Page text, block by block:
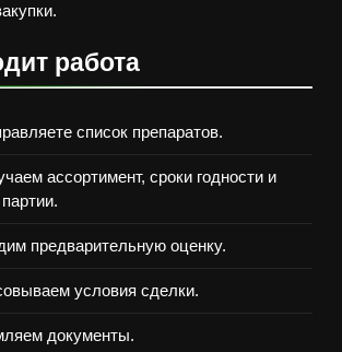
работа
список препаратов.
ассортимент, сроки годности и
предварительную оценку.
условия сделки.
документы.